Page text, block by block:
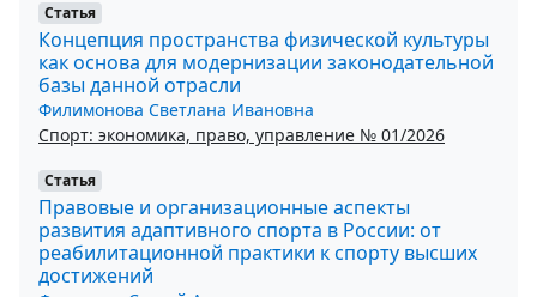
Статья
Концепция пространства физической культуры
как основа для модернизации законодательной
базы данной отрасли
Филимонова Светлана Ивановна
Спорт: экономика, право, управление № 01/2026
Статья
Правовые и организационные аспекты
развития адаптивного спорта в России: от
реабилитационной практики к спорту высших
достижений